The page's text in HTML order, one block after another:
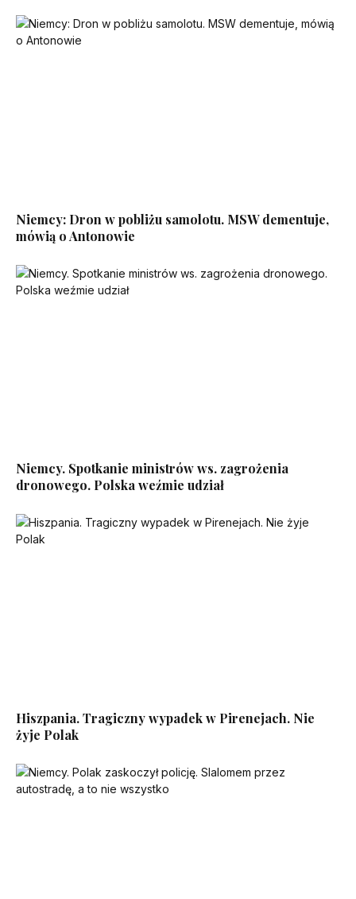
Niemcy: Dron w pobliżu samolotu. MSW dementuje,
mówią o Antonowie
Niemcy. Spotkanie ministrów ws. zagrożenia
dronowego. Polska weźmie udział
Hiszpania. Tragiczny wypadek w Pirenejach. Nie
żyje Polak